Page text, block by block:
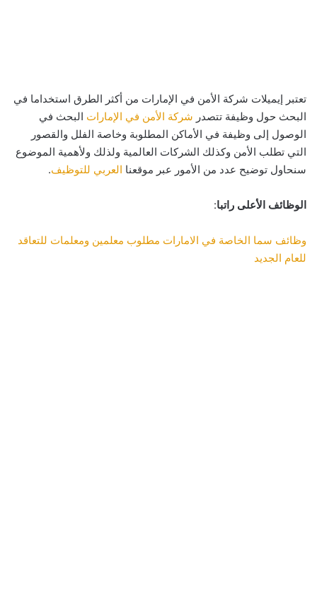
تعتبر إيميلات شركة الأمن في الإمارات من أكثر الطرق استخداما في
البحث حول وظيفة تتصدر شركة الأمن في الإمارات البحث في
الوصول إلى وظيفة في الأماكن المطلوبة وخاصة الفلل والقصور
التي تطلب الأمن وكذلك الشركات العالمية ولذلك ولأهمية الموضوع
سنحاول توضيح عدد من الأمور عبر موقعنا العربي للتوظيف.
الوظائف الأعلى راتبا:
وظائف سما الخاصة في الامارات مطلوب معلمين ومعلمات للتعاقد
للعام الجديد